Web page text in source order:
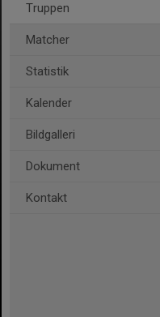
Truppen
Matcher
Statistik
Kalender
Bildgalleri
Dokument
Kontakt